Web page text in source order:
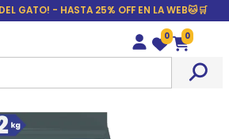
GATO! - HASTA 25% OFF EN LA WEB🐱🛒
Wishlist
0
Carrito
0